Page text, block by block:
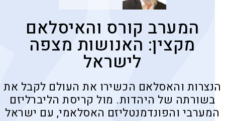
המערב קורס והאיסלאם
מקצין: האנושות מצפה
לישראל
הנצרות והאסלאם הכשירו את העולם לקבל את
בשורתה של היהדות. מול קריסת הליברליזם
המערבי והפונדמנטליזם האסלאמי, עם ישראל